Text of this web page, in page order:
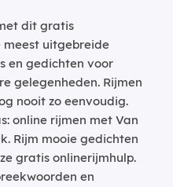
dit gratis
uitgebreide
en gedichten voor
gelegenheden. Rijmen
nooit zo eenvoudig.
online rijmen met Van
Rijm mooie gedichten
gratis onlinerijmhulp.
en